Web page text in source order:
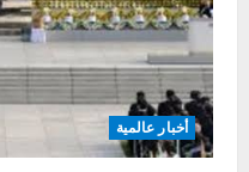
أخبار عالمية